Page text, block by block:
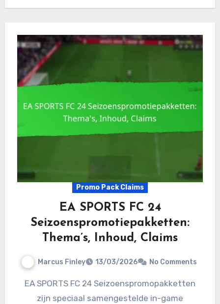
Promo Pack Claims
EA SPORTS FC 24
Seizoenspromotiepakketten:
Thema’s, Inhoud, Claims
Marcus Finley 13/03/2026 No Comments
EA SPORTS FC 24 Seizoenspromopakketten
zijn speciaal samengestelde in-game